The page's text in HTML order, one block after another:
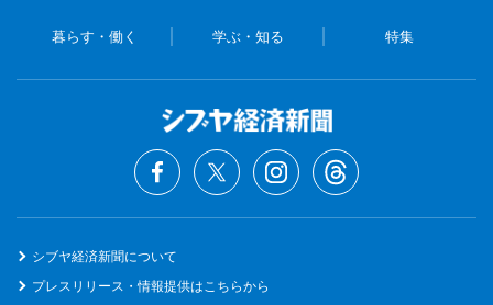
暮らす・働く 学ぶ・知る 特集
シブヤ経済新聞について
プレスリリース・情報提供はこちらから